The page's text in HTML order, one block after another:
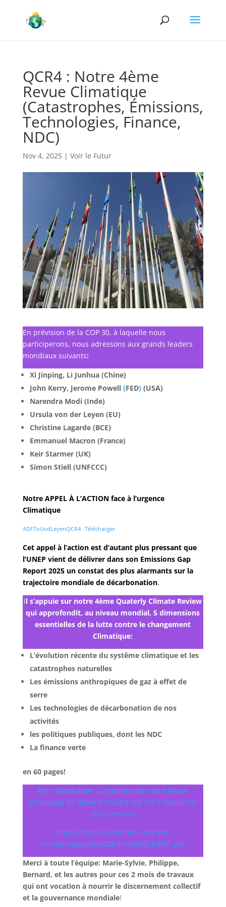
QCR4 : Notre 4ème
Revue Climatique
(Catastrophes, Émissions,
Technologies, Finance,
NDC)
Nov 4, 2025| Voir le Futur
En prévision de la COP 30, à laquelle nous
participerons, nous adressons aux grands leaders
mondiaux suivants:
Xi Jinping, Li Junhua (Chine)
John Kerry, Jerome Powell (FED)(USA)
Narendra Modi (Inde)
Ursula von der Leyen (EU)
Christine Lagarde (BCE)
Emmanuel Macron (France)
Keir Starmer (UK)
Simon Stiell (UNFCCC)
Notre APPEL À L’ACTION face à l’urgence
Climatique
ADFToUvdLeyenQCR4 Télécharger
Cet appel à l’action est d’autant plus pressant que
l’UNEP vient de délivrer dans son Emissions Gap
Report 2025 un constat des plus alarmants sur la
trajectoire mondiale de décarbonation.
Il s’appuie sur notre 4ème Quaterly Climate Review
qui approfondit, au niveau mondial, 5 dimensions
essentielles de la lutte contre le changement
Climatique:
L’évolution récente du systême climatique et les
catastrophes naturelles
Les émissions anthropiques de gaz à effet de
serre
Les technologies de décarbonation de nos
activités
les politiques publiques, dont les NDC
La finance verte
en 60 pages!
Pour télécharger la synthèse de notre Revue
Cimatique du 3ème trimestre sur ces 5 domaines
clés: C’est ici!
https://lesateliersdufutur.org/wp-
content/uploads/2025/11/ADFQCR4VF1.pdf
Merci à toute l’équipe: Marie-Sylvie, Philippe,
Bernard, et les autres pour ces 2 mois de travaux
qui ont vocation à nourrir le discernement collectif
et la gouvernance mondiale!